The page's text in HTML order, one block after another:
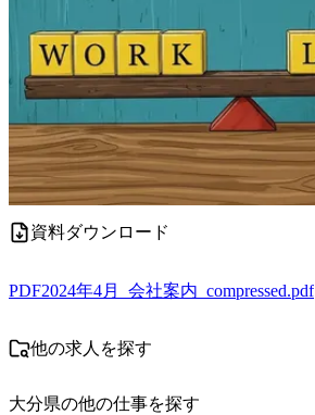
資料ダウンロード
PDF2024年4月_会社案内_compressed.pdf
他の求人を探す
大分県の他の仕事を探す